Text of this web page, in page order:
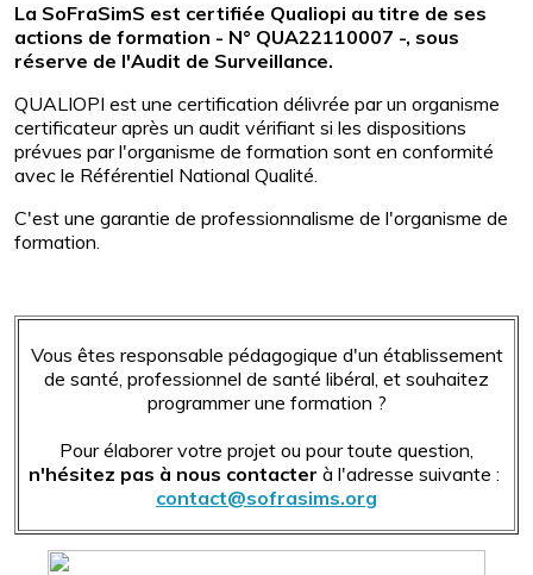
La SoFraSimS est certifiée Qualiopi au titre de ses
actions de formation - N° QUA22110007 -, sous
réserve de l'Audit de Surveillance.
QUALIOPI est une certification délivrée par un organisme
certificateur après un audit vérifiant si les dispositions
prévues par l'organisme de formation sont en conformité
avec le Référentiel National Qualité.
C'est une garantie de professionnalisme de l'organisme de
formation.
Vous êtes responsable pédagogique d'un établissement
de santé, professionnel de santé libéral, et souhaitez
programmer une formation ?
Pour élaborer votre projet ou pour toute question,
n'hésitez pas à nous contacter à l'adresse suivante :
contact@sofrasims.org